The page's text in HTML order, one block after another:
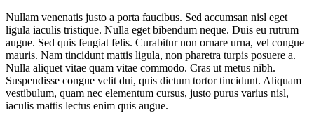
Nullam venenatis justo a porta faucibus. Sed accumsan nisl eget
ligula iaculis tristique. Nulla eget bibendum neque. Duis eu rutrum
augue. Sed quis feugiat felis. Curabitur non ornare urna, vel congue
mauris. Nam tincidunt mattis ligula, non pharetra turpis posuere a.
Nulla aliquet vitae quam vitae commodo. Cras ut metus nibh.
Suspendisse congue velit dui, quis dictum tortor tincidunt. Aliquam
vestibulum, quam nec elementum cursus, justo purus varius nisl,
iaculis mattis lectus enim quis augue.